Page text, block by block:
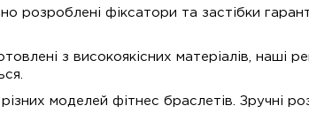
розроблені фіксатори та застібки
з високоякісних матеріалів, наші
моделей фітнес браслетів. Зручні